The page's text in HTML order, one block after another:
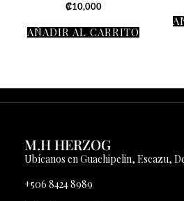
₡10,000
AÑADIR AL CARRITO
M.H HERZOG
Ubícanos en Guachipelin, Escazu,
+506 8424 8989